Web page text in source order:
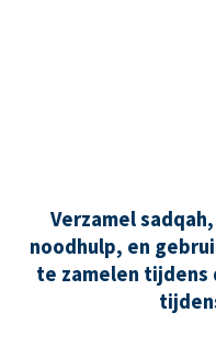
Verzamel
noodhulp, en
te zamelen tijdens